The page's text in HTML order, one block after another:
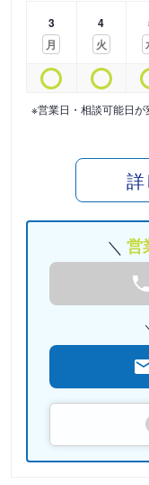
3
月
4
火
※営業日・相談可能日
詳
営